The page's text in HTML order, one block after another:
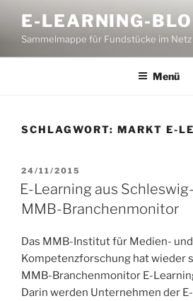
Inhalt
springen
E-LEARNING-
Sammelmappe für Fundstücke im Netz
Menü
SCHLAGWORT: MARKT E-
VERÖFFENTLICHT
AM
24/11/2015
E-Learning aus
MMB-Branchenmonitor
Das MMB-Institut für Medien- und
Kompetenzforschung hat wieder
MMB-Branchenmonitor E-
Darin werden Unternehmen der